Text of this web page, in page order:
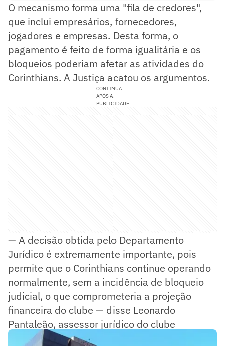
O mecanismo forma uma "fila de credores",
que inclui empresários, fornecedores,
jogadores e empresas. Desta forma, o
pagamento é feito de forma igualitária e os
bloqueios poderiam afetar as atividades do
Corinthians. A Justiça acatou os argumentos.
CONTINUA
APÓS A
PUBLICIDADE
— A decisão obtida pelo Departamento
Jurídico é extremamente importante, pois
permite que o Corinthians continue operando
normalmente, sem a incidência de bloqueio
judicial, o que comprometeria a projeção
financeira do clube — disse Leonardo
Pantaleão, assessor jurídico do clube
alvinegro.